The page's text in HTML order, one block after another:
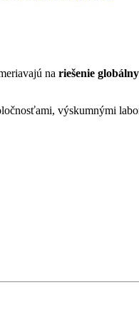
na riešenie
výskumnými